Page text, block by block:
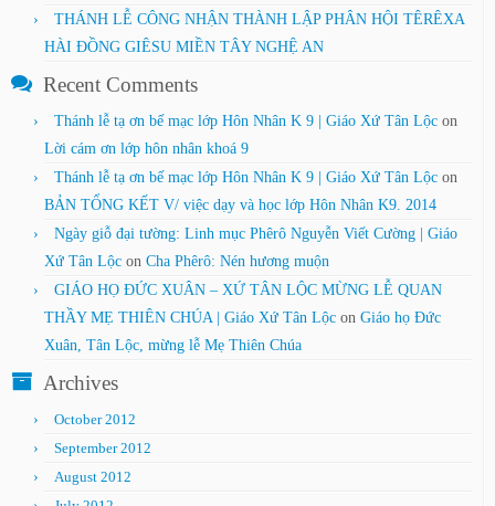
THÁNH LỄ CÔNG NHẬN THÀNH LẬP PHÂN HỘI TÊRÊXA
HÀI ĐỒNG GIÊSU MIỀN TÂY NGHỆ AN
Recent Comments
Thánh lễ tạ ơn bế mạc lớp Hôn Nhân K 9 | Giáo Xứ Tân Lộc on
Lời cám ơn lớp hôn nhân khoá 9
Thánh lễ tạ ơn bế mạc lớp Hôn Nhân K 9 | Giáo Xứ Tân Lộc on
BẢN TỔNG KẾT V/ việc dạy và học lớp Hôn Nhân K9. 2014
Ngày giỗ đại tường: Linh mục Phêrô Nguyễn Viết Cường | Giáo
Xứ Tân Lộc on Cha Phêrô: Nén hương muộn
GIÁO HỌ ĐỨC XUÂN – XỨ TÂN LỘC MỪNG LỄ QUAN
THẦY MẸ THIÊN CHÚA | Giáo Xứ Tân Lộc on Giáo họ Đức
Xuân, Tân Lộc, mừng lễ Mẹ Thiên Chúa
Archives
October 2012
September 2012
August 2012